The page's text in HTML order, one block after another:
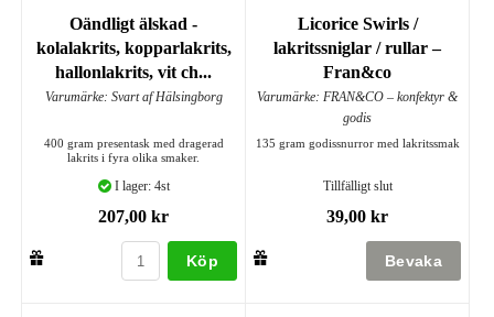
Oändligt älskad -
kolalakrits, kopparlakrits,
hallonlakrits, vit ch...
Varumärke: Svart af Hälsingborg
400 gram presentask med dragerad
lakrits i fyra olika smaker.
I lager: 4st
207,00 kr
Köp
Licorice Swirls /
lakritssniglar / rullar –
Fran&co
Varumärke: FRAN&CO – konfektyr &
godis
135 gram godissnurror med lakritssmak
Tillfälligt slut
39,00 kr